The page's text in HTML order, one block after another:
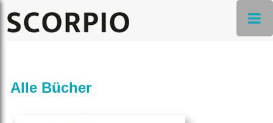
Alle Bücher